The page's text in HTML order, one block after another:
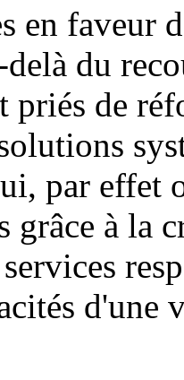
en faveur
du
priés de
par effet
grâce à la
d'une